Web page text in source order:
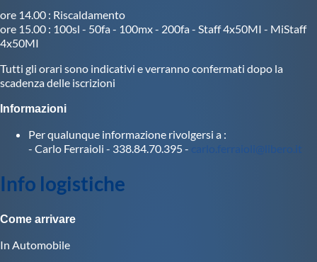
Centri Federali
Area Legislativa
Privacy
ore 14.00 : Riscaldamento
ore 15.00 : 100sl - 50fa - 100mx - 200fa - Staff 4x50MI - MiStaff
4x50MI
Tutti gli orari sono indicativi e verranno confermati dopo la
scadenza delle iscrizioni
Informazioni
Per qualunque informazione rivolgersi a :
- Carlo Ferraioli - 338.84.70.395 -
carlo.ferraioli@libero.it
Info logistiche
Come arrivare
In Automobile